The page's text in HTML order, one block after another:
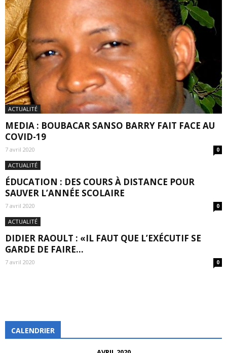
ACTUALITÉ
MEDIA : BOUBACAR SANSO BARRY FAIT FACE AU
COVID-19
7 avril 2020 0
ACTUALITÉ
ÉDUCATION : DES COURS À DISTANCE POUR
SAUVER L’ANNÉE SCOLAIRE
7 avril 2020 0
ACTUALITÉ
DIDIER RAOULT : «IL FAUT QUE L’EXÉCUTIF SE
GARDE DE FAIRE...
7 avril 2020 0
CALENDRIER